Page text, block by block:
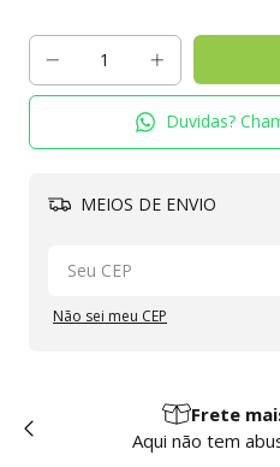
Duvidas?
MEIOS DE ENVIO
Não sei meu CEP
Frete
Aqui não tem